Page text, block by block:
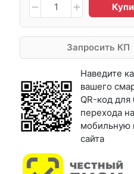
Запросить КП
Наведите
вашего
QR-код для
перехода на
мобильную
сайта